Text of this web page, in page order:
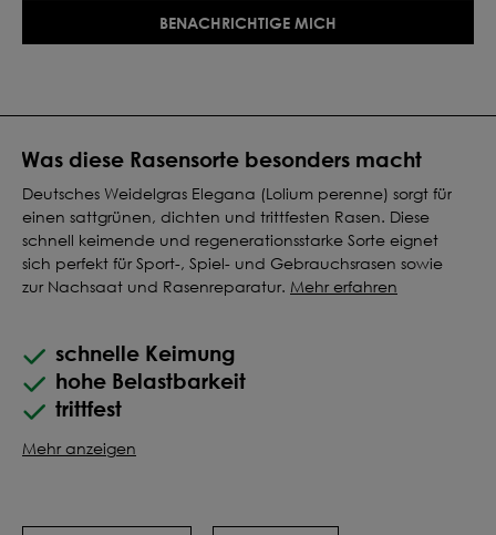
Was diese Rasensorte besonders macht
Deutsches Weidelgras Elegana (Lolium perenne) sorgt für
einen sattgrünen, dichten und trittfesten Rasen. Diese
schnell keimende und regenerationsstarke Sorte eignet
sich perfekt für Sport-, Spiel- und Gebrauchsrasen sowie
zur Nachsaat und Rasenreparatur. Mehr erfahren
schnelle Keimung
hohe Belastbarkeit
trittfest
Mehr anzeigen
BENACHRICHTIGE MICH